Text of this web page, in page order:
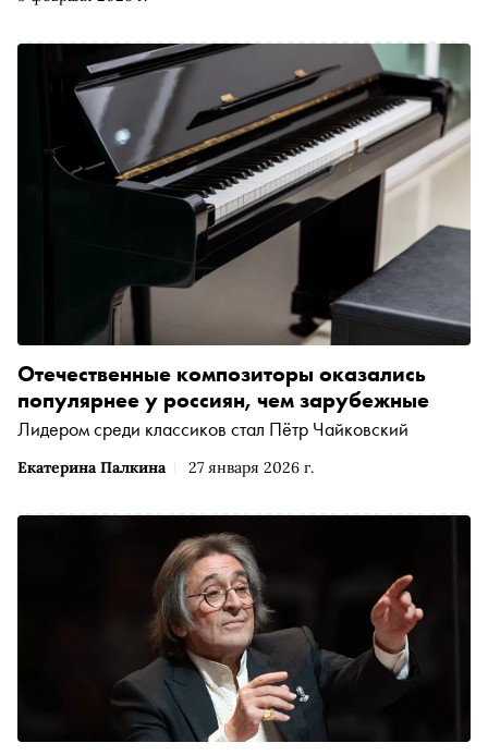
первом фестивале его имени будут исполняться менее
известные хоровые и камерные сочинения. О
жизненном пути, фигуре пианиста и композитора, его
наследии, а также о самом фестивале специально для
«Сноба» рассказывает ведущий телеграм-канала
Sobolev//Music Олег Соболев
Екатерина Палкина 27 января 2026 г.
Отечественные композиторы оказались
популярнее у россиян, чем зарубежные
Лидером среди классиков стал Пётр Чайковский